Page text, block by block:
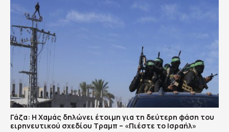
Γάζα: Η Χαμάς δηλώνει έτοιμη για τη δεύτερη φάση του
ειρηνευτικού σχεδίου Τραμπ – «Πιέστε το Ισραήλ»